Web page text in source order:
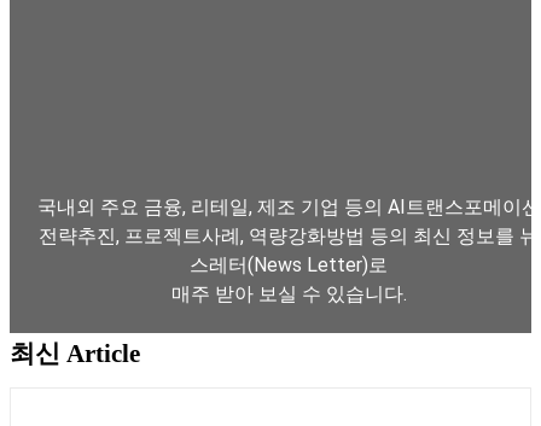
국내외 주요 금융, 리테일, 제조 기업 등의 AI트랜스포메이션
전략추진, 프로젝트사례, 역량강화방법 등의 최신 정보를 뉴
스레터(News Letter)로
매주 받아 보실 수 있습니다.
최신 Article